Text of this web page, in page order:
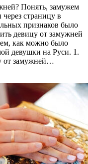
Понять, замужем
страницу в
признаков было
девицу от замужней
как можно было
девушки на Руси. 1.
от замужней…